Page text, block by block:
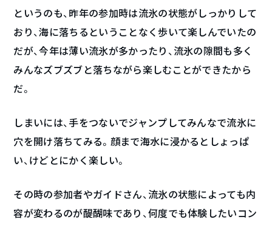
というのも、昨年の参加時は流氷の状態がしっかりして
おり、海に落ちるということなく歩いて楽しんでいたの
だが、今年は薄い流氷が多かったり、流氷の隙間も多く
みんなズブズブと落ちながら楽しむことができたから
だ。
しまいには、手をつないでジャンプしてみんなで流氷に
穴を開け落ちてみる。顔まで海水に浸かるとしょっぱ
い、けどとにかく楽しい。
その時の参加者やガイドさん、流氷の状態によっても内
容が変わるのが醍醐味であり、何度でも体験したいコン